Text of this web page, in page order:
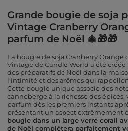
Grande bougie de soja
Vintage Cranberry
parfum de Noël 🎄🎁🎁
La bougie de soja Cranberry
Vintage de Candle World a été
des préparatifs de Noël dans la
l'intimité et des arômes qui
Cette bougie unique associe des
canneberge à la richesse des
parfum dès les premiers instants
présentant un aspect extrêmement
bougie dans un large verre corail
de Noël complétera parfaitement